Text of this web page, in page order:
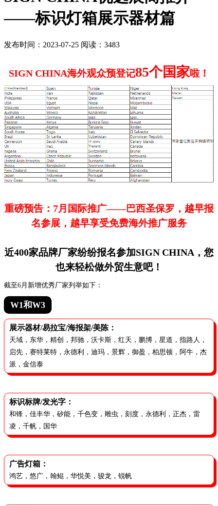
——标识灯箱展示器材篇
发布时间：2023-07-25 阅读：3483
SIGN CHINA海外观众预登记85个国家啦！
重磅预告：7月国际推广——巴西圣保罗，越早报
名参展，越早享受免费海外推广服务
近400家品牌厂家纷纷报名参加SIGN CHINA，您
也来轻松做外贸生意吧！
截至6月新增优秀厂家列举如下：
W1和W3
展示器材/易拉宝/海报架/美陈：
天域，东华，精创，邦驰，沃卡斯，红天，鹏博，星道，指路人，
启先，赛特莱特，永德利，迪玛，景辉，御盈，柏思顿，阿牛，杰
派，金信泰
标识标牌/发光字：
和锋，佳丰华，矽能，千色变，雕虫，刻度，永德利，正杰，雷
凌，千帆，国华
广告灯箱：
鸿艺，悠广，翰鲲，华悦美，骏龙，锐帆